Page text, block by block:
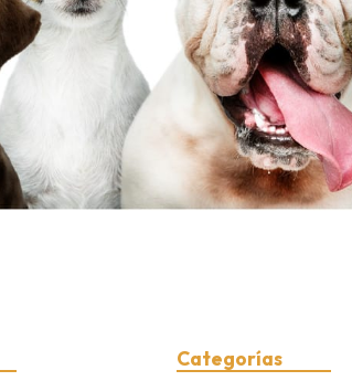
Categorías